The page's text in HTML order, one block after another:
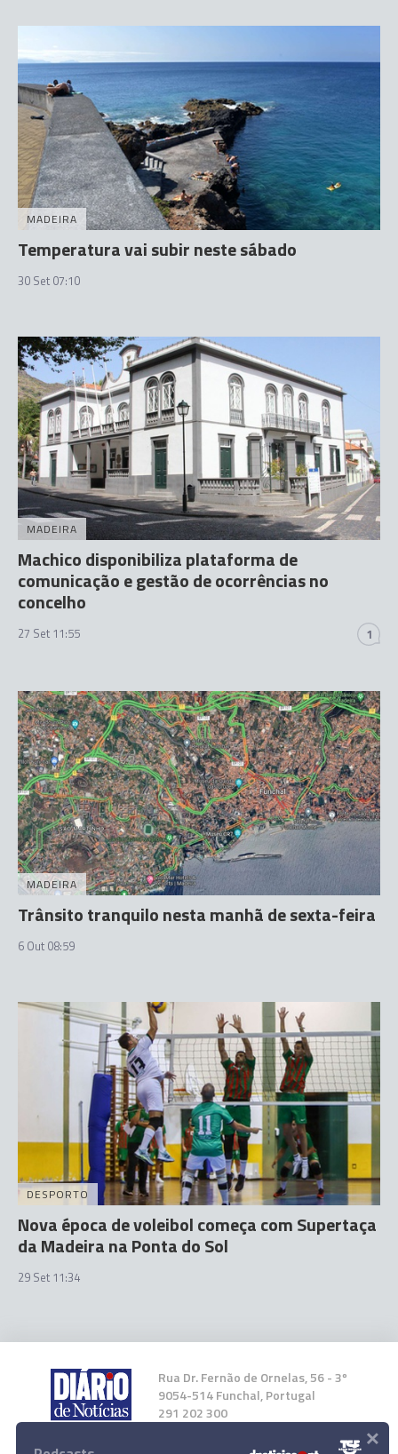
MADEIRA
Temperatura vai subir neste sábado
30 Set 07:10
MADEIRA
Machico disponibiliza plataforma de
comunicação e gestão de ocorrências no
concelho
27 Set 11:55 1
MADEIRA
Trânsito tranquilo nesta manhã de sexta-feira
6 Out 08:59
DESPORTO
Nova época de voleibol começa com Supertaça
da Madeira na Ponta do Sol
29 Set 11:34
Rua Dr. Fernão de Ornelas, 56 - 3º
9054-514 Funchal, Portugal
291 202 300
×